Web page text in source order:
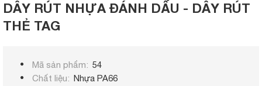
DÂY RÚT NHỰA ĐÁNH DẤU - DÂY RÚT
THẺ TAG
Mã sản phẩm
54
Chất liệu
Nhựa PA66